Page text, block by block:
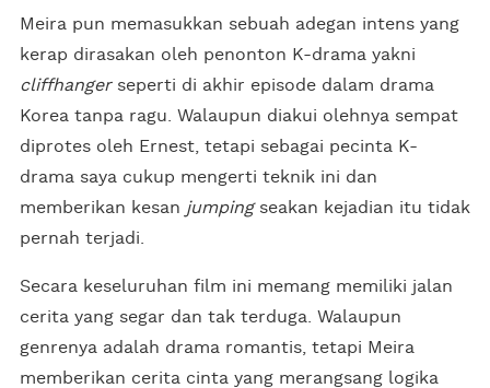
Meira pun memasukkan sebuah adegan intens yang
kerap dirasakan oleh penonton K-drama yakni
cliffhanger seperti di akhir episode dalam drama
Korea tanpa ragu. Walaupun diakui olehnya sempat
diprotes oleh Ernest, tetapi sebagai pecinta K-
drama saya cukup mengerti teknik ini dan
memberikan kesan jumpingseakan kejadian itu tidak
pernah terjadi.
Secara keseluruhan film ini memang memiliki jalan
cerita yang segar dan tak terduga. Walaupun
genrenya adalah drama romantis, tetapi Meira
memberikan cerita cinta yang merangsang logika